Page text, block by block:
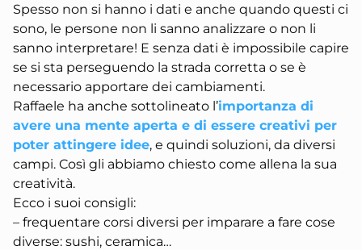
Spesso non si hanno i dati e anche quando questi ci
sono, le persone non li sanno analizzare o non li
sanno interpretare! E senza dati è impossibile capire
se si sta perseguendo la strada corretta o se è
necessario apportare dei cambiamenti.
Raffaele ha anche sottolineato l’importanza di
avere una mente aperta e di essere creativi per
poter attingere idee, e quindi soluzioni, da diversi
campi. Così gli abbiamo chiesto come allena la sua
creatività.
Ecco i suoi consigli:
– frequentare corsi diversi per imparare a fare cose
diverse: sushi, ceramica…